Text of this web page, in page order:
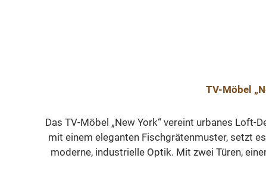
TV-Möbel
Das TV-Möbel „New York“ vereint urbanes
mit einem eleganten Fischgrätenmuster, setzt
moderne, industrielle Optik. Mit zwei Türen,
das